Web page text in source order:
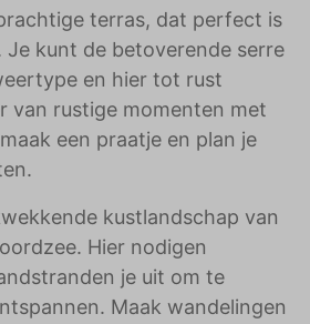
terras, dat perfect is
kunt de betoverende serre
en hier tot rust
van rustige momenten met
een praatje en plan je
kustlandschap van
Hier nodigen
je uit om te
Maak wandelingen